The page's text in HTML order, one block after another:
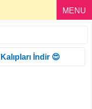
MENU
İndir 😍